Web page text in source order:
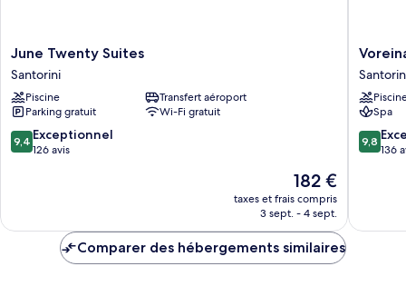
June
Twenty
Suites
Santorini
June Twenty Suites
Santorini
Piscine
Transfert aéroport
Parking gratuit
Wi-Fi gratuit
9.4
sur
9,4 Exceptionnel
126 avis
Le
nouveau
prix
de
182 €
taxes et frais compris
3 sept. - 4 sept.
Voreina
Gallery
Suites
Spa
9.8
sur
9,8
136
Comparer des hébergements similaires